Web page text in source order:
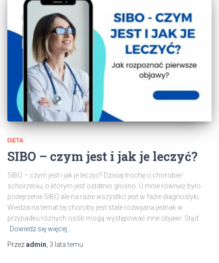
DIETA
SIBO – czym jest i jak je leczyć?
SIBO – czym jest i jak je leczyć? Dzisiaj trochę o chorobie/
schorzeniu, o którym jest ostatnio głośno. U mnie również było
podejrzenie SIBO ale na razie wszystko jest w fazie diagnostyki.
Wiedza na temat tej choroby jest stale rozwijana jednak w
przypadku różnych osób mogą występować inne objawi. Stąd
Dowiedz się więcej…
Przezadmin 3 latatemu